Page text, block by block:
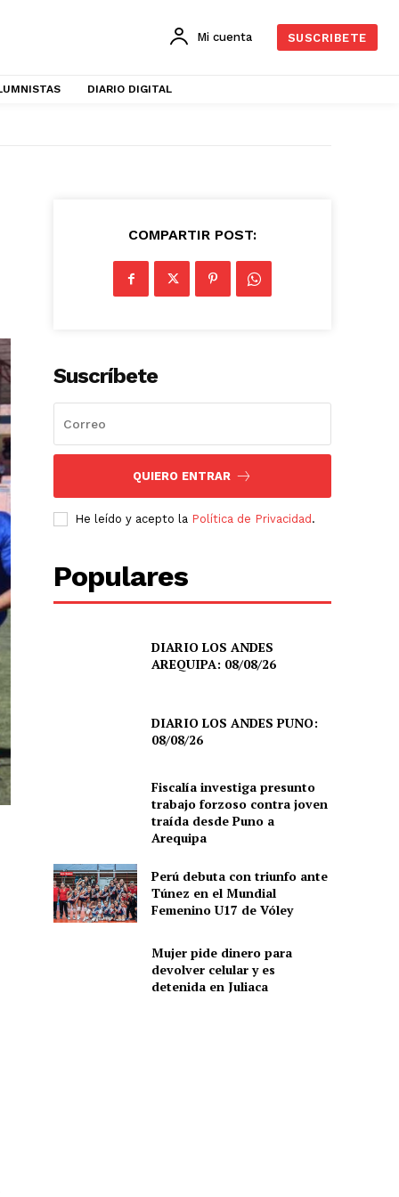
Mi cuenta SUSCRIBETE
DIARIO DIGITAL
COMPARTIR POST:
Suscríbete
QUIERO ENTRAR
He leído y acepto la Política de Privacidad .
Populares
DIARIO LOS ANDES
AREQUIPA: 08/08/26
DIARIO LOS ANDES PUNO:
08/08/26
Fiscalía investiga presunto
trabajo forzoso contra joven
traída desde Puno a
Arequipa
Perú debuta con triunfo ante
Túnez en el Mundial
Femenino U17 de Vóley
Mujer pide dinero para
devolver celular y es
detenida en Juliaca